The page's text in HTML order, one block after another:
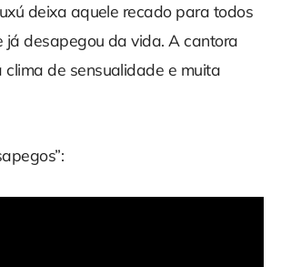
deixa aquele recado para todos
desapegou da vida. A cantora
de sensualidade e muita